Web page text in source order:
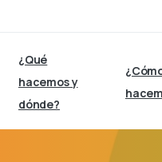
¿Qué
hacemos y
dónde?